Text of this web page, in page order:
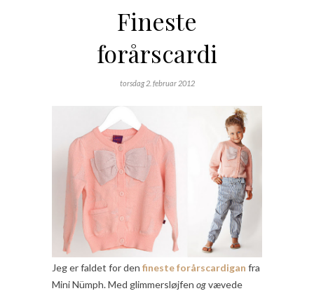
Fineste
forårscardi
torsdag 2. februar 2012
Jeg er faldet for den fineste forårscardigan fra
Mini Nümph. Med glimmersløjfen ogvævede